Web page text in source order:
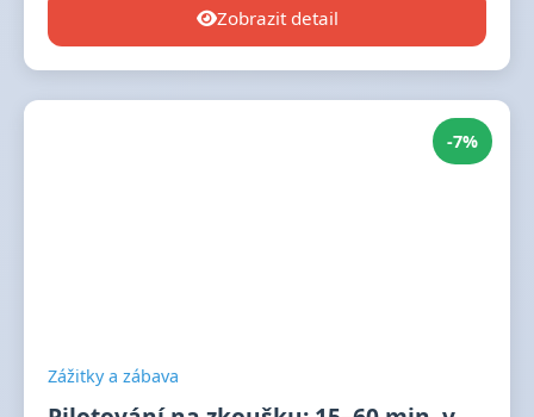
Zobrazit detail
-7%
Zážitky a zábava